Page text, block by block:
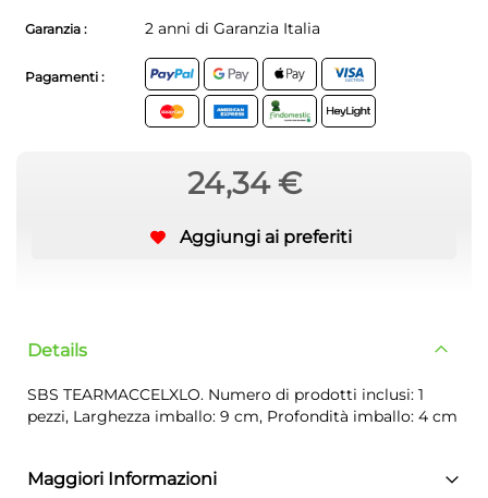
Garanzia : 2 anni di Garanzia Italia
Pagamenti :
24,34 €
Aggiungi ai preferiti
Details
SBS TEARMACCELXLO. Numero di prodotti inclusi: 1
pezzi, Larghezza imballo: 9 cm, Profondità imballo: 4 cm
Maggiori Informazioni